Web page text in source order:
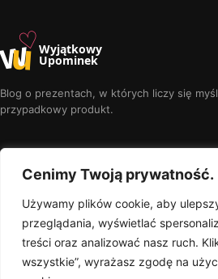
Cenimy Twoją prywatność.
Używamy plików cookie, aby
przeglądania, wyświetlać
treści oraz analizować nasz ruch.
wszystkie”, wyrażasz zgodę na
u♡Wyjątkowy
Upominek
Blog o prezentach, w których liczy się
przypadkowy produkt.
Odkrywaj
Poradniki
Rankingi
Kalendarz okazji
O
O
Kontakt